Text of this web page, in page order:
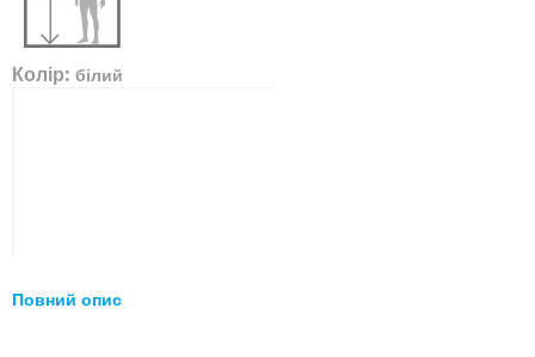
Колір: білий
Повний опис